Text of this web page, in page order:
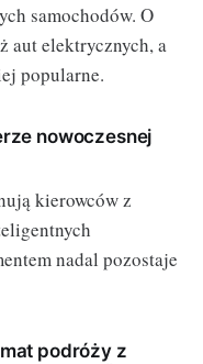
samochodów. O
aut elektrycznych, a
popularne.
nowoczesnej
kierowców z
nadal pozostaje
podróży z